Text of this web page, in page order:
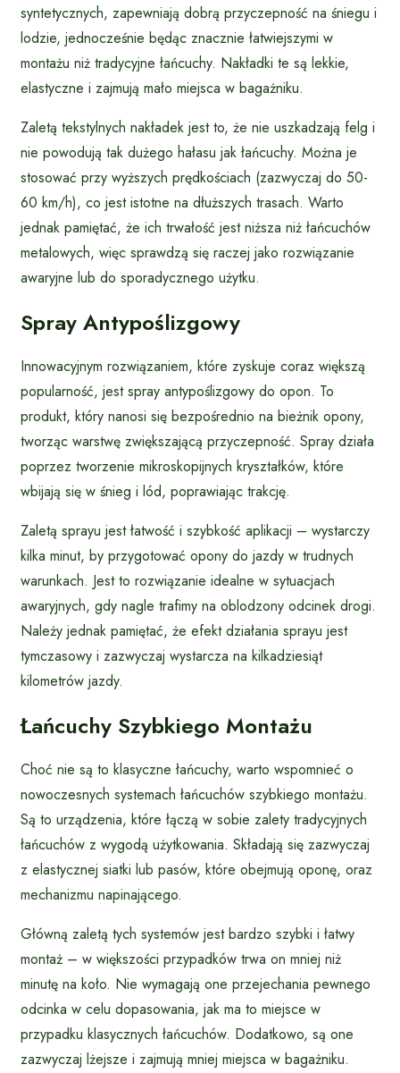
syntetycznych, zapewniają dobrą przyczepność na śniegu i
lodzie, jednocześnie będąc znacznie łatwiejszymi w
montażu niż tradycyjne łańcuchy. Nakładki te są lekkie,
elastyczne i zajmują mało miejsca w bagażniku.
Zaletą tekstylnych nakładek jest to, że nie uszkadzają felg i
nie powodują tak dużego hałasu jak łańcuchy. Można je
stosować przy wyższych prędkościach (zazwyczaj do 50-
60 km/h), co jest istotne na dłuższych trasach. Warto
jednak pamiętać, że ich trwałość jest niższa niż łańcuchów
metalowych, więc sprawdzą się raczej jako rozwiązanie
awaryjne lub do sporadycznego użytku.
Spray Antypoślizgowy
Innowacyjnym rozwiązaniem, które zyskuje coraz większą
popularność, jest spray antypoślizgowy do opon. To
produkt, który nanosi się bezpośrednio na bieżnik opony,
tworząc warstwę zwiększającą przyczepność. Spray działa
poprzez tworzenie mikroskopijnych kryształków, które
wbijają się w śnieg i lód, poprawiając trakcję.
Zaletą sprayu jest łatwość i szybkość aplikacji – wystarczy
kilka minut, by przygotować opony do jazdy w trudnych
warunkach. Jest to rozwiązanie idealne w sytuacjach
awaryjnych, gdy nagle trafimy na oblodzony odcinek drogi.
Należy jednak pamiętać, że efekt działania sprayu jest
tymczasowy i zazwyczaj wystarcza na kilkadziesiąt
kilometrów jazdy.
Łańcuchy Szybkiego Montażu
Choć nie są to klasyczne łańcuchy, warto wspomnieć o
nowoczesnych systemach łańcuchów szybkiego montażu.
Są to urządzenia, które łączą w sobie zalety tradycyjnych
łańcuchów z wygodą użytkowania. Składają się zazwyczaj
z elastycznej siatki lub pasów, które obejmują oponę, oraz
mechanizmu napinającego.
Główną zaletą tych systemów jest bardzo szybki i łatwy
montaż – w większości przypadków trwa on mniej niż
minutę na koło. Nie wymagają one przejechania pewnego
odcinka w celu dopasowania, jak ma to miejsce w
przypadku klasycznych łańcuchów. Dodatkowo, są one
zazwyczaj lżejsze i zajmują mniej miejsca w bagażniku.